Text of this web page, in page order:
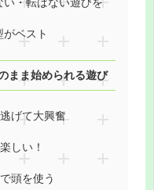
・転ばない遊びを
ベスト
まま始められる遊び
げて大興奮
しい！
頭を使う